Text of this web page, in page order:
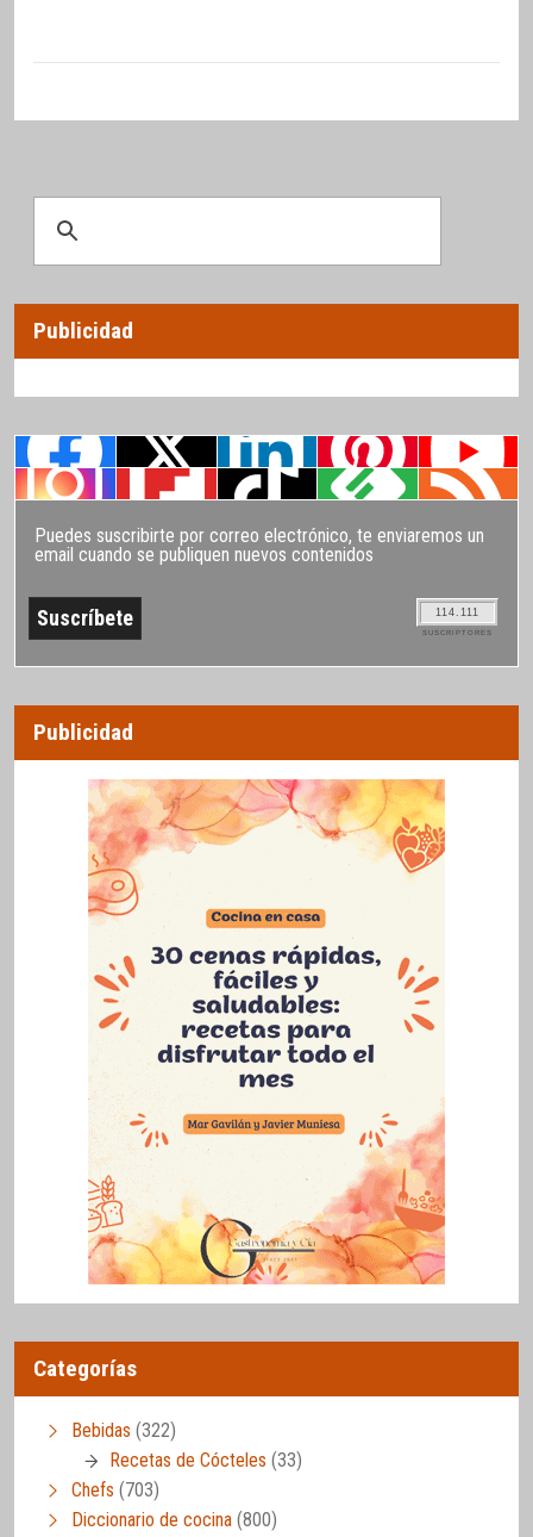
Publicidad
Puedes suscribirte por correo electrónico, te enviaremos un
email cuando se publiquen nuevos contenidos
114.111
SUSCRIPTORES
Publicidad
Categorías
Bebidas (322)
Recetas de Cócteles (33)
Chefs (703)
Diccionario de cocina (800)